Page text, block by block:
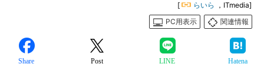
[ らいら
，ITmedia]
PC用表示
関連情報
Share Post LINE Hatena